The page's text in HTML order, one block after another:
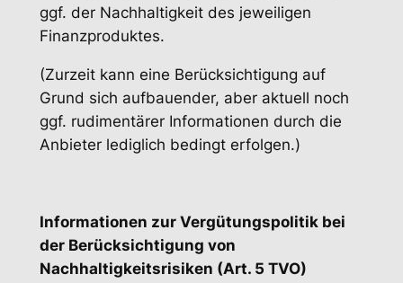
ggf. der Nachhaltigkeit des jeweiligen
Finanzproduktes.
(Zurzeit kann eine Berücksichtigung auf
Grund sich aufbauender, aber aktuell noch
ggf. rudimentärer Informationen durch die
Anbieter lediglich bedingt erfolgen.)
​Informationen zur Vergütungspolitik bei
der Berücksichtigung von
Nachhaltigkeitsrisiken (Art. 5 TVO)